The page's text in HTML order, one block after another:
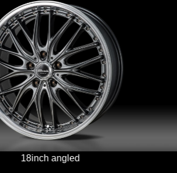
18inch angled